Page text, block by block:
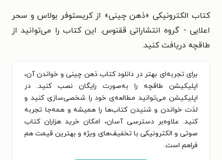
کتاب الکترونیکی «ذهن چینی» از کریستوفر بولاس و سحر
اعلایی - گروه انتشاراتی ققنوس. این کتاب را می‌توانید از
طاقچه دریافت کنید.
برای تجربه‌ای بهتر در دانلود کتاب ذهن چینی و خواندن آن،
اپلیکیشن طاقچه را به‌صورت رایگان نصب کنید. در
اپلیکیشن می‌توانید مطالعه‌ی خود را شخصی‌سازی کنید و
لذت خواندن و شنیدن کتاب‌ها را همیشه و همه‌جا تجربه
کنید. علاوه‌بر دسترسی آسان، امکان خرید هزاران کتاب
صوتی و الکترونیکی با تخفیف‌های ویژه و بهترین قیمت هم
فراهم است.